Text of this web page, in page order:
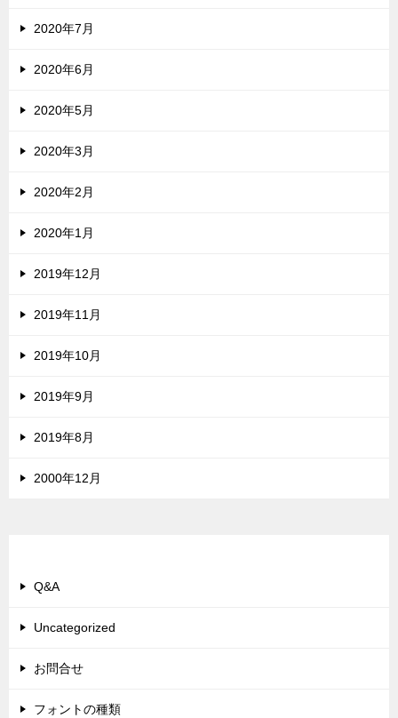
2020年7月
2020年6月
2020年5月
2020年3月
2020年2月
2020年1月
2019年12月
2019年11月
2019年10月
2019年9月
2019年8月
2000年12月
Q&A
Uncategorized
お問合せ
フォントの種類